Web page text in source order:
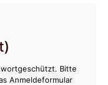
Bitte
Anmeldeformular